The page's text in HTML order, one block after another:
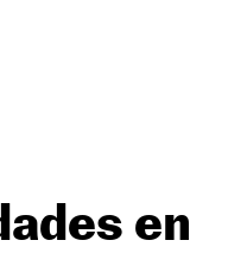
en